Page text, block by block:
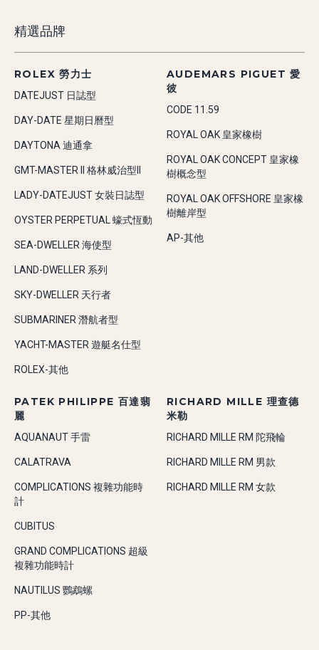
精選品牌
ROLEX 勞力士
DATEJUST 日誌型
DAY-DATE 星期日曆型
DAYTONA 迪通拿
GMT-MASTER II 格林威治型II
LADY-DATEJUST 女裝日誌型
OYSTER PERPETUAL 蠔式恆動
SEA-DWELLER 海使型
LAND-DWELLER 系列
SKY-DWELLER 天行者
SUBMARINER 潛航者型
YACHT-MASTER 遊艇名仕型
ROLEX-其他
AUDEMARS PIGUET 愛
彼
CODE 11.59
ROYAL OAK 皇家橡樹
ROYAL OAK CONCEPT 皇家橡
樹概念型
ROYAL OAK OFFSHORE 皇家橡
樹離岸型
AP-其他
PATEK PHILIPPE 百達翡
麗
AQUANAUT 手雷
CALATRAVA
COMPLICATIONS 複雜功能時
計
CUBITUS
GRAND COMPLICATIONS 超級
複雜功能時計
NAUTILUS 鸚鵡螺
PP-其他
RICHARD MILLE 理查德
米勒
RICHARD MILLE RM 陀飛輪
RICHARD MILLE RM 男款
RICHARD MILLE RM 女款